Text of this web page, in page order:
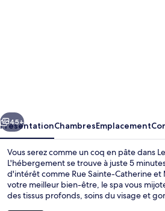
Suivant
45+
PrésentationChambresEmplacement
Vous serez comme un coq en pâte dans
L'hébergement se trouve à juste 5
d'intérêt comme Rue Sainte-Catherine et
votre meilleur bien-être, le spa vous
des tissus profonds, soins du visage et